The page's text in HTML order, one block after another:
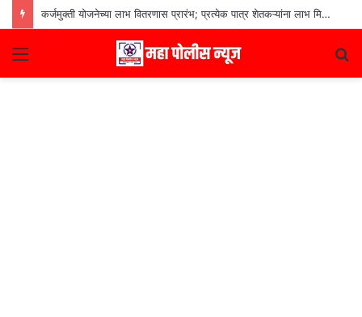
कर्जमुक्ती योजनेच्या लाभ वितरणास प्रारंभ; प्रत्येक पात्र शेतकऱ्यांना लाभ मिळणार– मुख्यमंत्री देवेंद्र फडणवीस
Menu